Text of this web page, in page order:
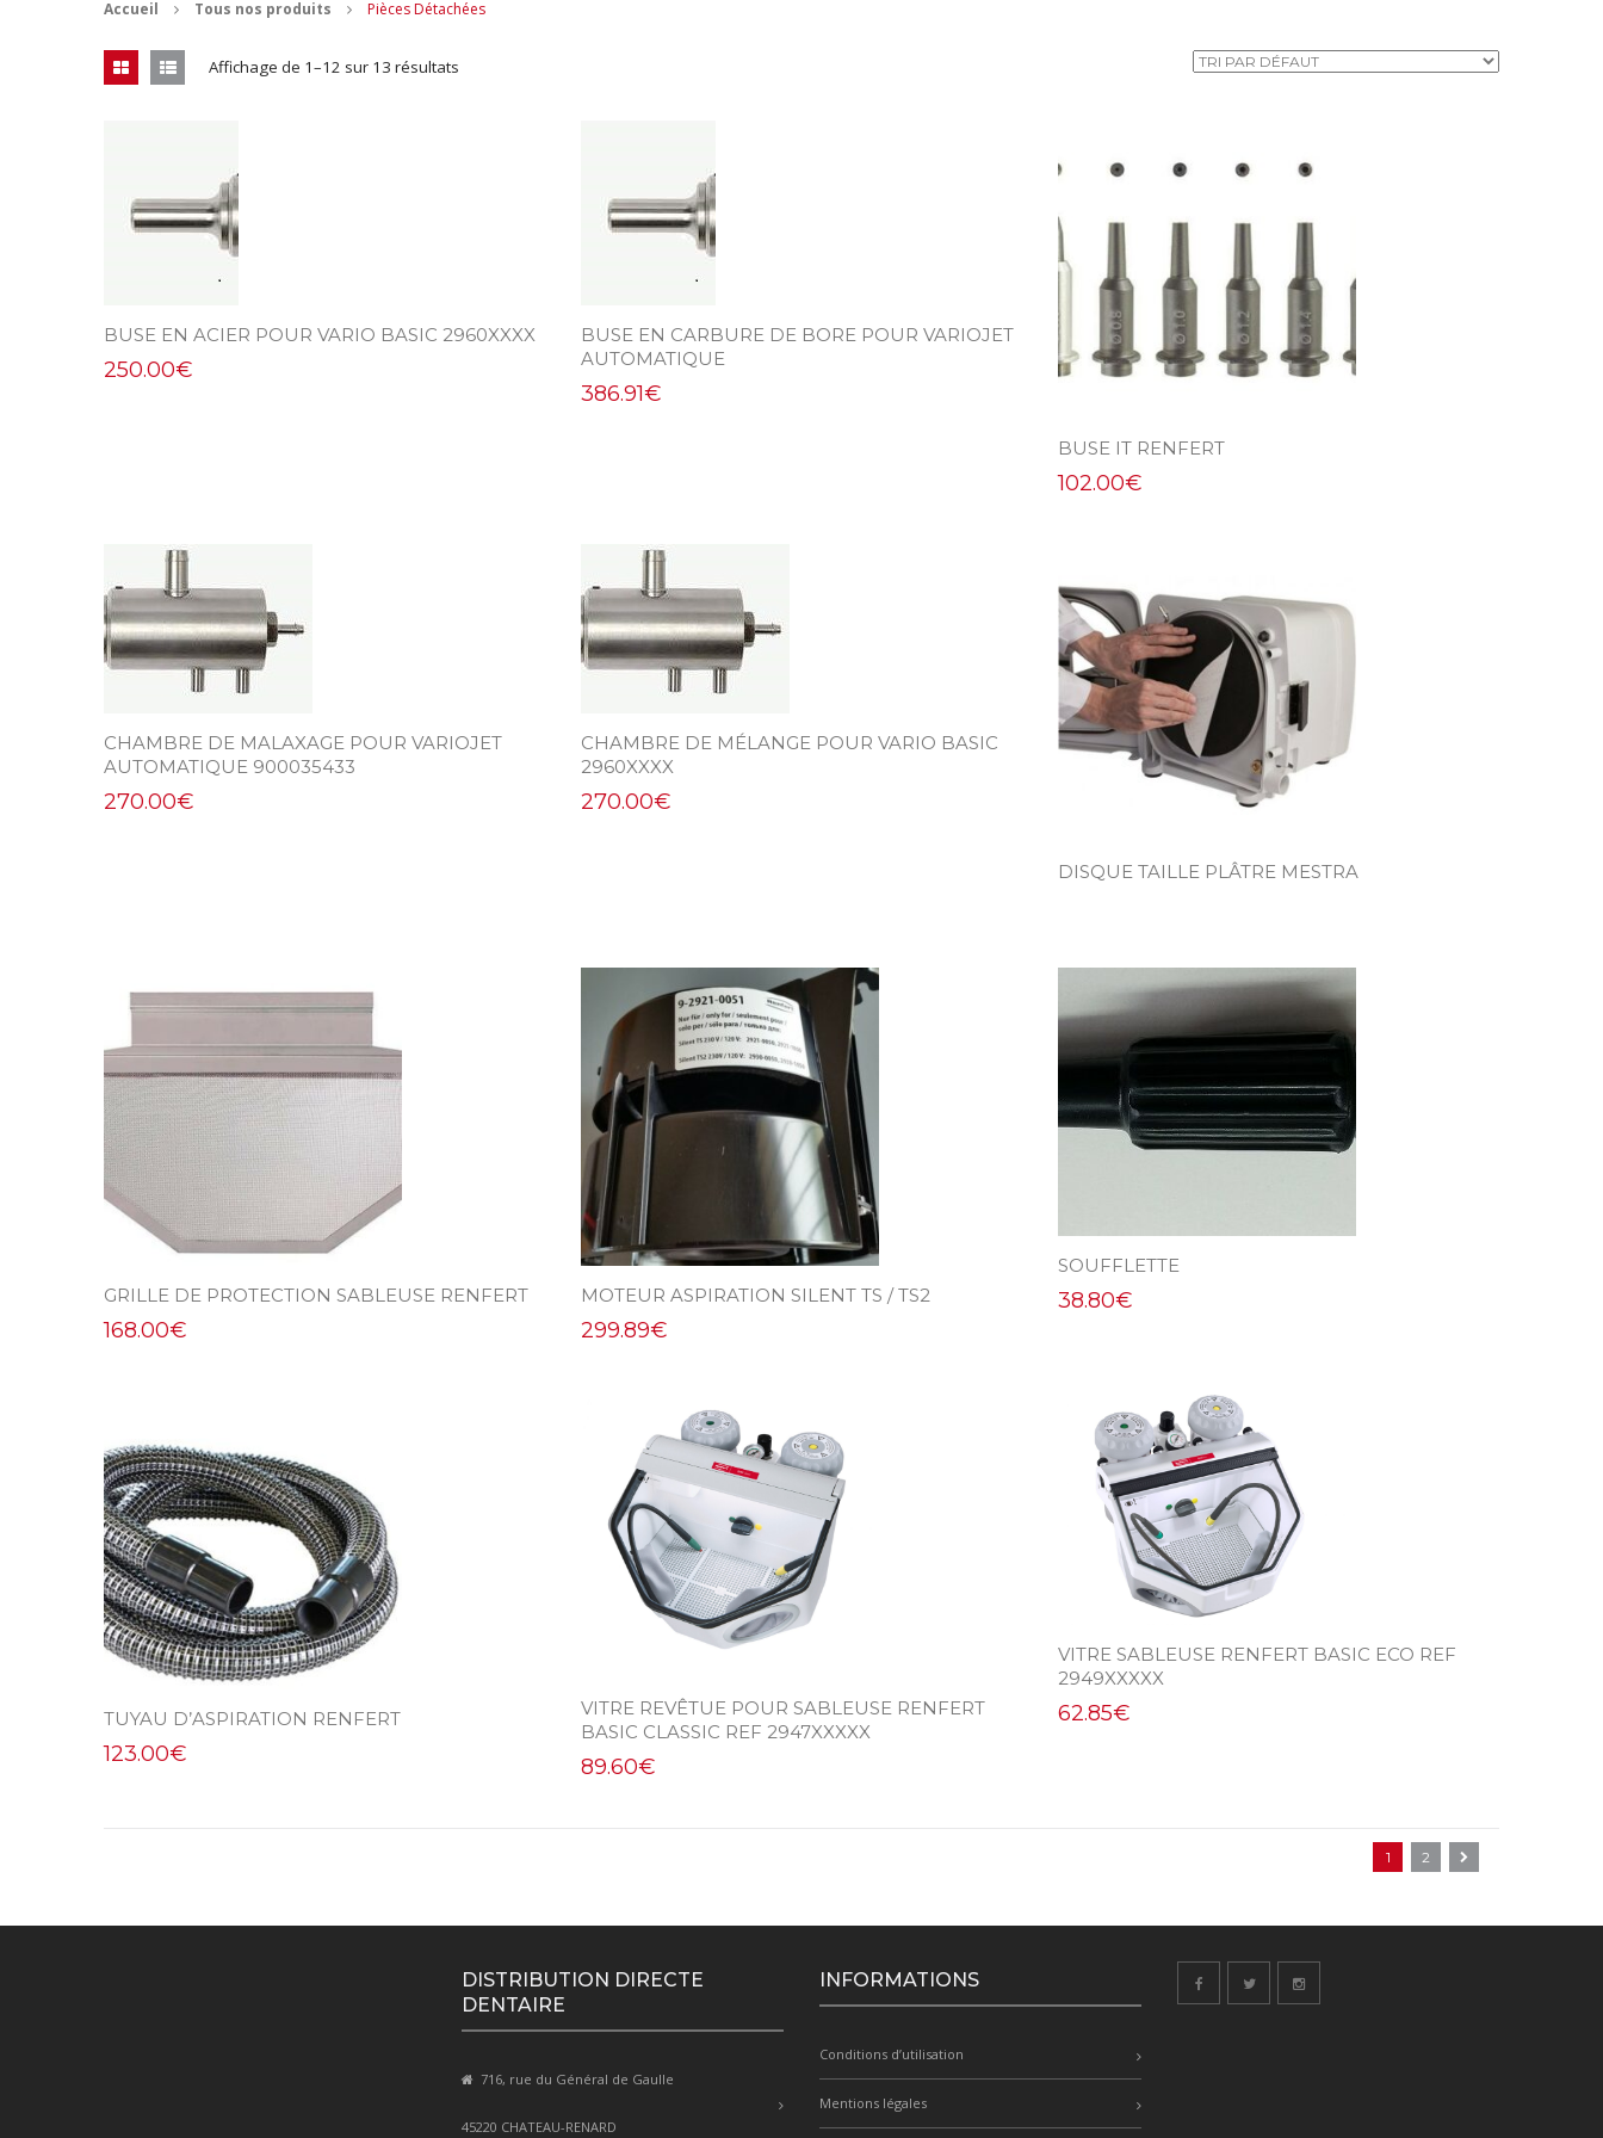
Accueil Tous nos produits Pièces Détachées
Affichage de 1–12 sur 13 résultats
BUSE EN ACIER POUR VARIO BASIC 2960XXXX
250.00€
BUSE EN CARBURE DE BORE POUR VARIOJET
AUTOMATIQUE
386.91€
BUSE IT RENFERT
102.00€
CHAMBRE DE MALAXAGE POUR VARIOJET
AUTOMATIQUE 900035433
270.00€
CHAMBRE DE MÉLANGE POUR VARIO BASIC
2960XXXX
270.00€
DISQUE TAILLE PLÂTRE MESTRA
GRILLE DE PROTECTION SABLEUSE RENFERT
168.00€
MOTEUR ASPIRATION SILENT TS / TS2
299.89€
SOUFFLETTE
38.80€
TUYAU D’ASPIRATION RENFERT
123.00€
VITRE REVÊTUE POUR SABLEUSE RENFERT
BASIC CLASSIC REF 2947XXXXX
89.60€
VITRE SABLEUSE RENFERT BASIC ECO REF
2949XXXXX
62.85€
1 2
DISTRIBUTION DIRECTE
DENTAIRE
716, rue du Général de Gaulle
45220 CHATEAU-RENARD
INFORMATIONS
Conditions d’utilisation
Mentions légales